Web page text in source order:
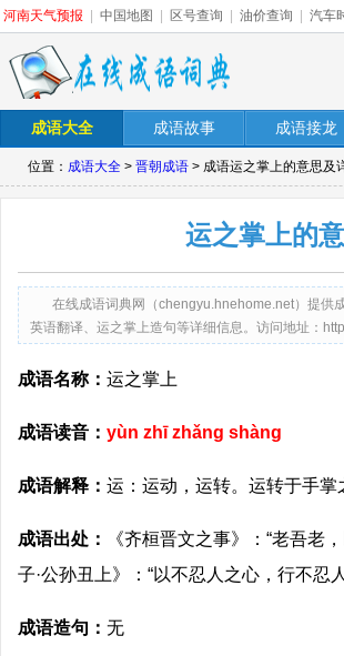
河南天气预报 中国地图 区号查询 油价查询 汽车
成语大全 成语故事 成语接龙
位置： 成语大全 > 晋朝成语 > 成语运之掌上的意思及
运之掌上的
在线成语词典网（chengyu.hnehome.net）提供
英语翻译、运之掌上造句等详细信息。访问地址：
成语名称： 运之掌上
成语读音： yùn zhī zhǎng shàng
成语解释： 运：运动，运转。运转于手
成语出处：
《齐桓晋文之事》：“老吾老
子·公孙丑上》：“以不忍人之心，行不忍
成语造句： 无